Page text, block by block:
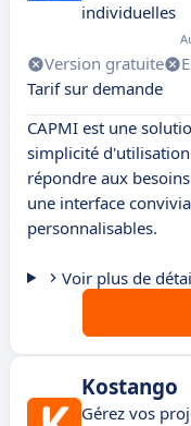
individuelles
Version gratuite
Tarif sur demande
CAPMI est une
simplicité
répondre aux
une interface
personnalisables.
Voir plus de
Kostango
Gérez vos